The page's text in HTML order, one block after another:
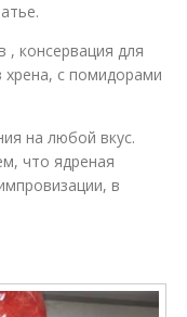
, консервация для
хрена, с помидорами
на любой вкус.
что ядреная
в